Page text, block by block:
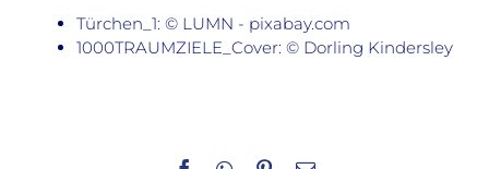
Türchen_1: © LUMN - pixabay.com
1000TRAUMZIELE_Cover: © Dorling Kindersley